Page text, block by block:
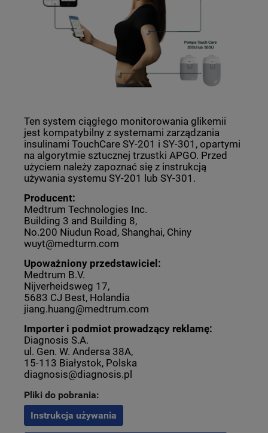
Ten system ciągłego monitorowania glikemii
jest kompatybilny z systemami zarządzania
insulinami TouchCare SY-201 i SY-301, opartymi
na algorytmie sztucznej trzustki APGO. Przed
użyciem należy zapoznać się z instrukcją
używania systemu SY-201 lub SY-301.
Producent:
Medtrum Technologies Inc.
Building 3 and Building 8,
No.200 Niudun Road, Shanghai, Chiny
wuyt@medturm.com
Upoważniony przedstawiciel:
Medtrum B.V.
Nijverheidsweg 17,
5683 CJ Best, Holandia
jiang.huang@medtrum.com
Importer i podmiot prowadzący reklamę:
Diagnosis S.A.
ul. Gen. W. Andersa 38A,
15-113 Białystok, Polska
diagnosis@diagnosis.pl
Pliki do pobrania:
Instrukcja używania